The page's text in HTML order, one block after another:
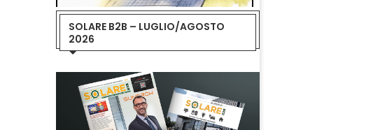
SOLARE B2B – LUGLIO/AGOSTO
2026